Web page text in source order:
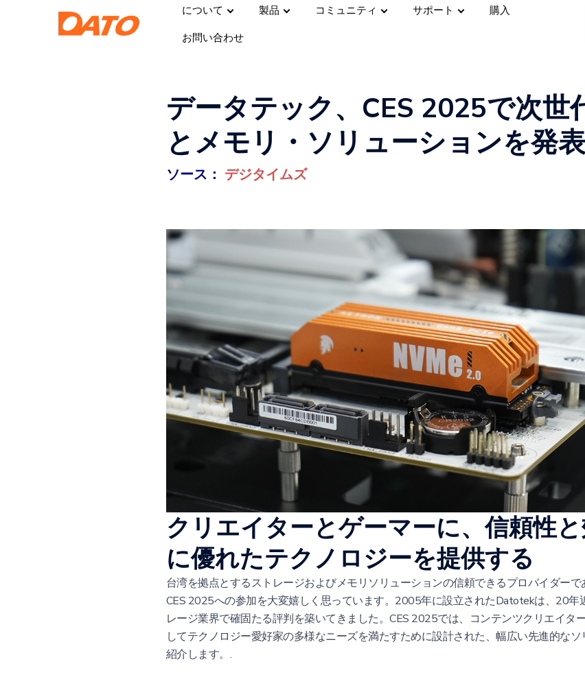
について 製品 コミュニティ サポート
購入
お問い合わせ
データテック、CES 2025で次世
とメモリ・ソリューションを発表
ソース： デジタイムズ
クリエイターとゲーマーに、信頼性
に優れたテクノロジーを提供する
台湾を拠点とするストレージおよびメモリソリューションの信頼できるプロバイダーで
CES 2025への参加を大変嬉しく思っています。2005年に設立されたDatotekは、20年
レージ業界で確固たる評判を築いてきました。CES 2025では、コンテンツクリエイタ
してテクノロジー愛好家の多様なニーズを満たすために設計された、幅広い先進的な
紹介します。.